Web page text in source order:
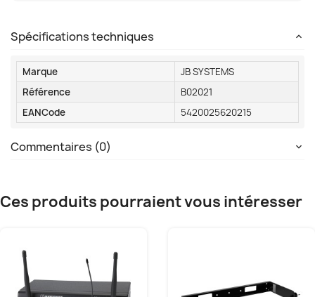
Spécifications techniques
Marque
JB SYSTEMS
Référence
B02021
EANCode
5420025620215
Commentaires (0)
Ces produits pourraient vous intéresser